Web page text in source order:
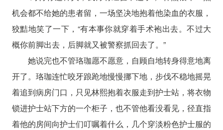
机会都不给她的患者留，一场坚决地抱着他染血的衣服，
狡黠地笑了一下，“有本事你就穿着手术袍出去。不过大
概你前脚出去，后脚就又被警察抓回去了。”
她说完也不管珞珈愿不愿意，自顾自地转身得意地离
开了。珞珈连忙咬牙踉跄地慢慢挪下地，步伐不稳地摇晃
着追到病房门口，只见林熙抱着衣服走到护士站，将衣物
锁进护士站下方的一个柜子，也不管他看没看见，径直指
着他的房间向护士们叮嘱着什么，几个穿淡粉色护士服的